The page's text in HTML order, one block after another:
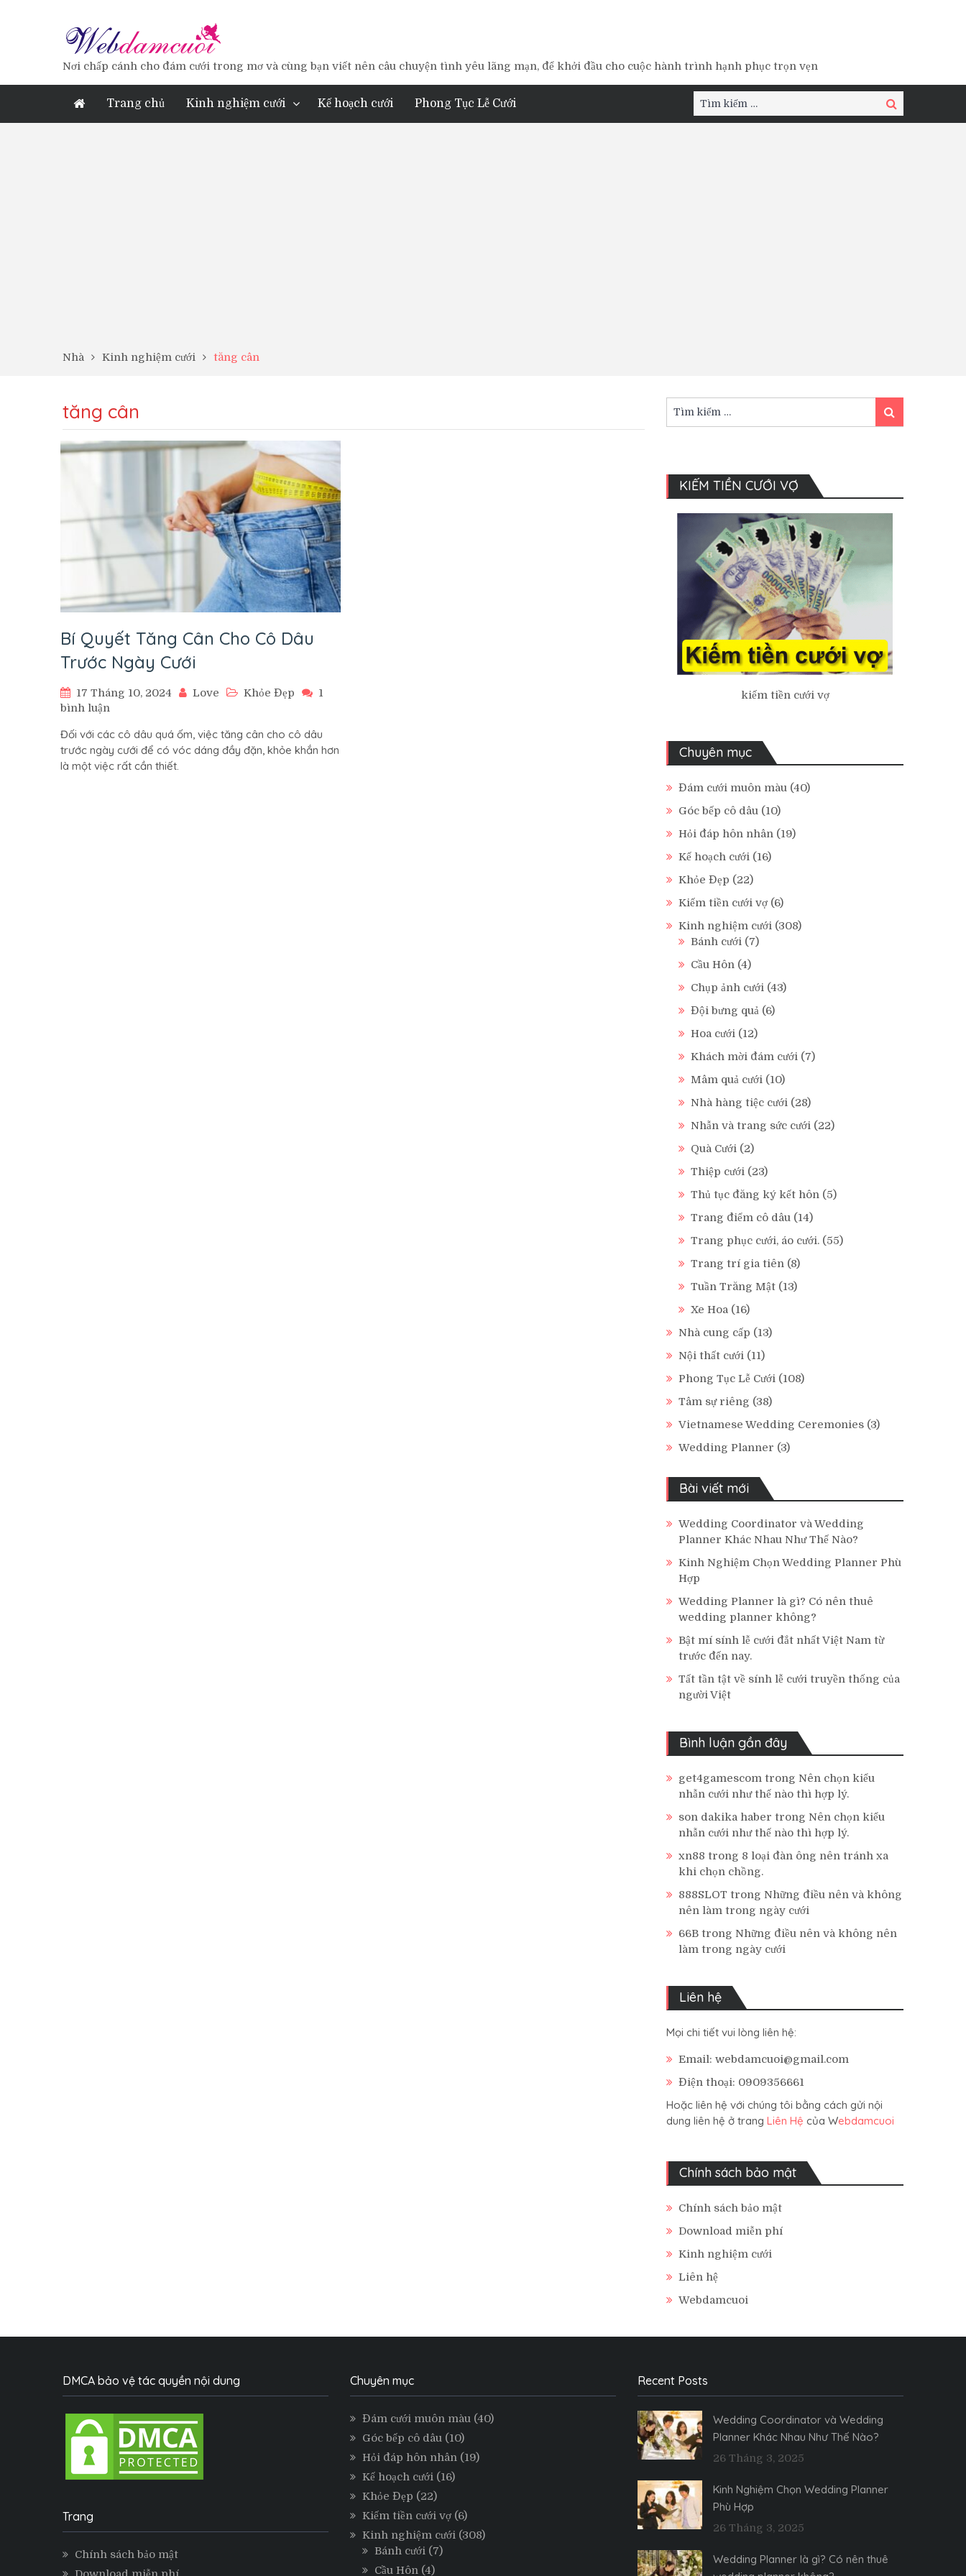
Nơi chấp cánh cho đám cưới trong mơ và cùng bạn viết nên câu chuyện tình yêu lãng mạn, để khởi đầu cho cuộc hành trình hạnh phục trọn vẹn
Trang chủ Kinh nghiệm cưới Kế hoạch cưới Phong Tục Lễ Cưới
Tìm
kiếm:
Tìm
kiếm
Nhà Kinh nghiệm cưới tăng cân
tăng cân
Bí Quyết Tăng Cân Cho Cô Dâu
Trước Ngày Cưới
17 Tháng 10, 2024 Love Khỏe Đẹp
1
bình luận
Quyết
Tăng
Cân
Đối với các cô dâu quá ốm, việc tăng cân cho cô dâu
trước ngày cưới để có vóc dáng đầy đặn, khỏe khắn hơn
là một việc rất cần thiết.
kiếm:
Tìm
kiếm
KIẾM TIỀN CƯỚI VỢ
kiếm tiền cưới vợ
Chuyên mục
Đám cưới muôn màu (40)
Góc bếp cô dâu (10)
Hỏi đáp hôn nhân (19)
Kế hoạch cưới (16)
Khỏe Đẹp (22)
Kiếm tiền cưới vợ (6)
Kinh nghiệm cưới (308)
Bánh cưới (7)
Cầu Hôn (4)
Chụp ảnh cưới (43)
Đội bưng quả (6)
Hoa cưới (12)
Khách mời đám cưới (7)
Mâm quả cưới (10)
Nhà hàng tiệc cưới (28)
Nhẫn và trang sức cưới (22)
Quà Cưới (2)
Thiệp cưới (23)
Thủ tục đăng ký kết hôn (5)
Trang điểm cô dâu (14)
Trang phục cưới, áo cưới. (55)
Trang trí gia tiên (8)
Tuần Trăng Mật (13)
Xe Hoa (16)
Nhà cung cấp (13)
Nội thất cưới (11)
Phong Tục Lễ Cưới (108)
Tâm sự riêng (38)
Vietnamese Wedding Ceremonies (3)
Wedding Planner (3)
Bài viết mới
Wedding Coordinator và Wedding
Planner Khác Nhau Như Thế Nào?
Kinh Nghiệm Chọn Wedding Planner Phù
Hợp
Wedding Planner là gì? Có nên thuê
wedding planner không?
Bật mí sính lễ cưới đắt nhất Việt Nam từ
trước đến nay.
Tất tần tật về sính lễ cưới truyền thống của
người Việt
Bình luận gần đây
get4gamescom trong Nên chọn kiểu
nhẫn cưới như thế nào thì hợp lý.
son dakika haber trong Nên chọn kiểu
nhẫn cưới như thế nào thì hợp lý.
xn88 trong 8 loại đàn ông nên tránh xa
khi chọn chồng.
888SLOT trong Những điều nên và không
nên làm trong ngày cưới
66B trong Những điều nên và không nên
làm trong ngày cưới
Liên hệ
Mọi chi tiết vui lòng liên hệ:
Email: webdamcuoi@gmail.com
Điện thoại: 0909356661
Hoặc liên hệ với chúng tôi bằng cách gửi nội
dung liên hệ ở trang Liên Hệ của Webdamcuoi
Chính sách bảo mật
Chính sách bảo mật
Download miễn phí
Kinh nghiệm cưới
Liên hệ
Webdamcuoi
DMCA bảo vệ tác quyền nội dung
Trang
Chính sách bảo mật
Chuyên mục
Đám cưới muôn màu(40)
Góc bếp cô dâu(10)
Hỏi đáp hôn nhân(19)
Kế hoạch cưới(16)
Khỏe Đẹp (22)
Kiếm tiền cưới vợ(6)
Kinh nghiệm cưới(308)
Bánh cưới(7)
Cầu Hôn(4)
Recent Posts
Wedding Coordinator và Wedding
Planner Khác Nhau Như Thế Nào?
26 Tháng 3, 2025
Kinh Nghiệm Chọn Wedding Planner
Phù Hợp
26 Tháng 3, 2025
Wedding Planner là gì? Có nên thuê